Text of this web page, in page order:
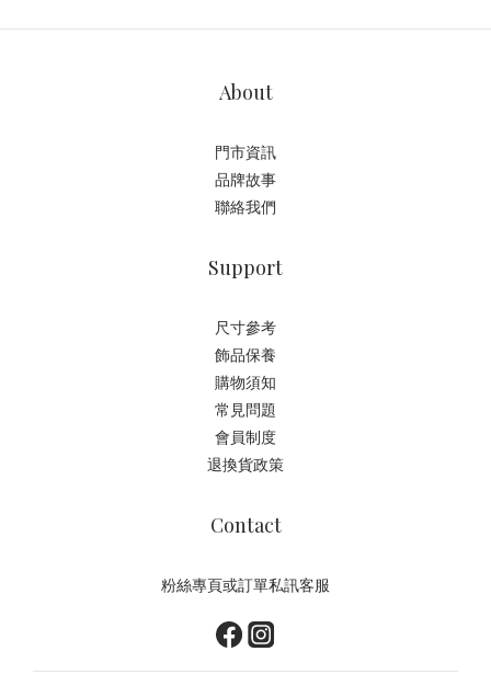
About
門市資訊
品牌故事
聯絡我們
Support
尺寸參考
飾品保養
購物須知
常見問題
會員制度
退換貨政策
Contact
粉絲專頁或訂單私訊客服